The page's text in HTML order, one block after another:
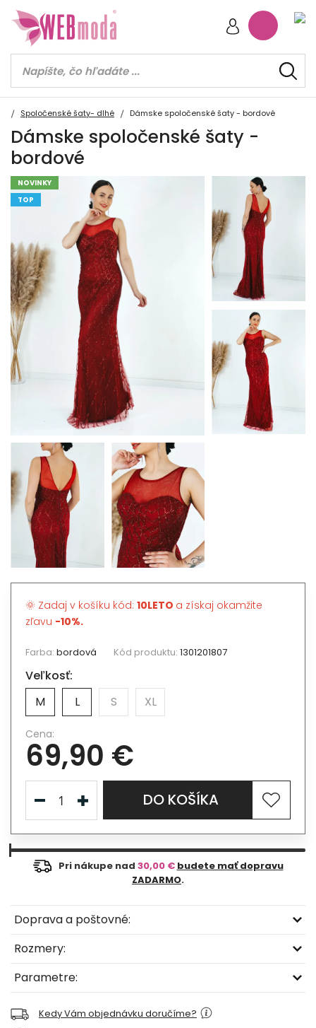
Spoločenské šaty- dlhé Dámske spoločenské šaty - bordové
Dámske spoločenské šaty -
bordové
NOVINKY
TOP
🌞 Zadaj v košíku kód: 10LETO a získaj okamžite
zľavu -10%.
Farba: bordová Kód produktu: 1301201807
Veľkosť:
M
L S XL
Cena:
69,90 €
DO KOŠÍKA
Pri nákupe nad 30,00 € budete mať dopravu
ZADARMO.
Doprava a poštovné:
Rozmery:
Parametre:
Kedy Vám objednávku doručíme?